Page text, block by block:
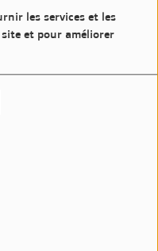
les services et les
et pour améliorer
cet article